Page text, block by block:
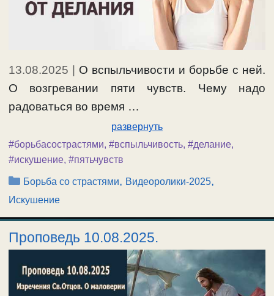
13.08.2025
О вспыльчивости и борьбе с ней.
О возгревании пяти чувств. Чему надо
радоваться во время …
развернуть
#борьбасострастями, #вспыльчивость, #делание,
#искушение, #пятьчувств
Рубрики
Борьба со страстями, Видеоролики-2025,
Искушение
Проповедь 10.08.2025.